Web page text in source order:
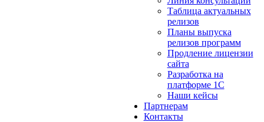
Таблица актуальных
релизов
Планы выпуска
релизов программ
Продление лицензии
сайта
Разработка на
платформе 1С
Наши кейсы
Партнерам
Контакты